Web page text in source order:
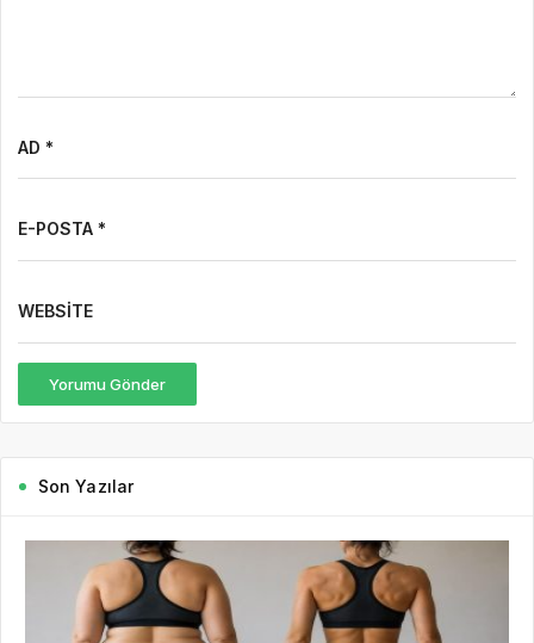
AD *
E-POSTA *
WEBSITE
Yorumu Gönder
Son Yazılar